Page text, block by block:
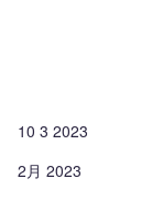
10 3 2023
2月 2023